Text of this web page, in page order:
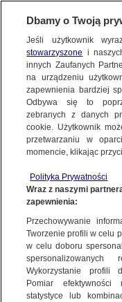
WYŚLIJ MATERIAŁ
NAJNOWSZE
GORĄCE TEMATY
WIĘCEJ
KANAŁY
Jedno
MATERIAŁ
ursus płonie
18 GRUDNIA 2023 1:52
Ważny
Dbamy o Twoją
Jeśli użytkownik
stowarzyszone i
innych Zaufanych
na urządzeniu
zapewnienia bardziej
Odbywa się to
zebranych z danych
cookie. Użytkownik
przetwarzaniu w
momencie, klikając
Polityka Prywatności
Wraz z naszymi
zapewnienia:
Przechowywanie
Tworzenie profili w celu
w celu doboru
Wykorzystanie profili
Pomiar efektywności
statystyce lub